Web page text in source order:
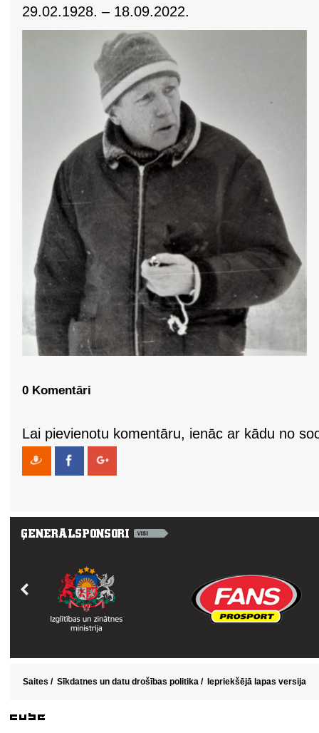
29.02.1928. – 18.09.2022.
0 Komentāri
Lai pievienotu komentāru, ienāc ar kādu no
Saites / Sīkdatnes un datu drošības politika / Iepriekšējā lapas versija